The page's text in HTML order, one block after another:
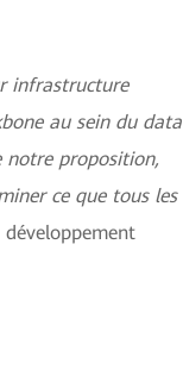
infrastructure
au sein du data
notre proposition,
ce que tous les